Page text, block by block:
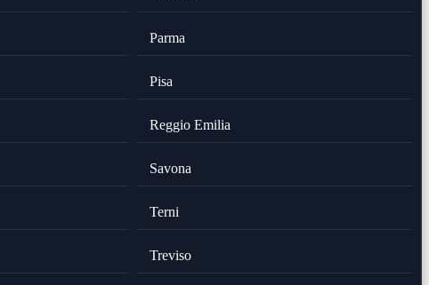
Parma
Pisa
Reggio Emilia
Savona
Terni
Treviso